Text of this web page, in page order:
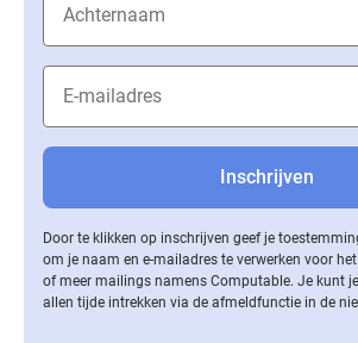
Door te klikken op inschrijven geef je
om je naam en e-mailadres te verwerken voor
of meer mailings namens Computable. Je kunt
allen tijde intrekken via de af­meld­func­tie in de